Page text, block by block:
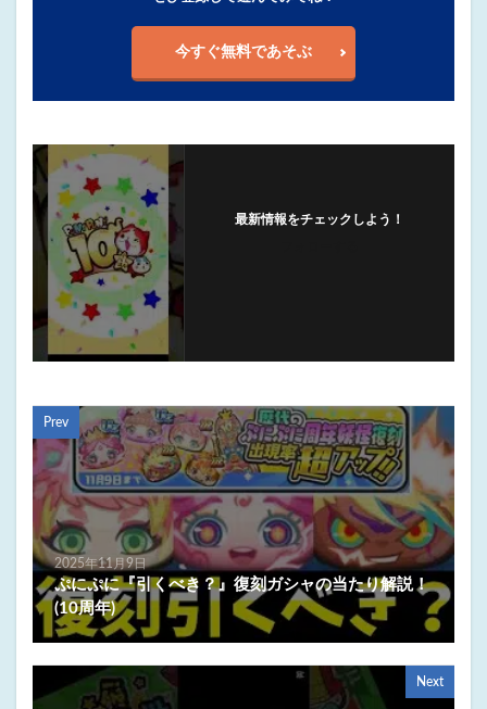
今すぐ無料であそぶ
最新情報をチェックしよう！
Prev
2025年11月9日
ぷにぷに『引くべき？』復刻ガシャの当たり解説！
(10周年)
Next